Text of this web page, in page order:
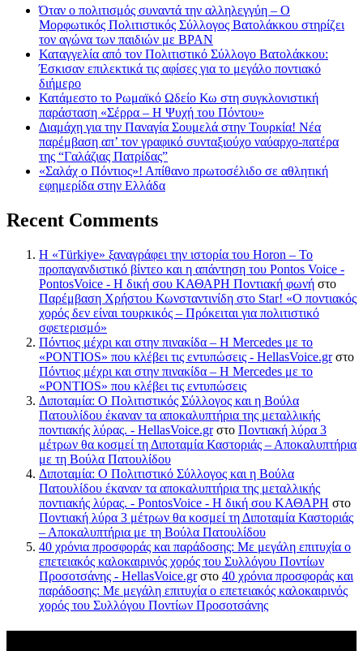
Όταν ο πολιτισμός συναντά την αλληλεγγύη – Ο
Μορφωτικός Πολιτιστικός Σύλλογος Βατολάκκου στηρίζει
τον αγώνα των παιδιών με BPAN
Καταγγελία από τον Πολιτιστικό Σύλλογο Βατολάκκου:
Έσκισαν επιλεκτικά τις αφίσες για το μεγάλο ποντιακό
διήμερο
Κατάμεστο το Ρωμαϊκό Ωδείο Κω στη συγκλονιστική
παράσταση «Σέρρα – Η Ψυχή του Πόντου»
Διαμάχη για την Παναγία Σουμελά στην Τουρκία! Νέα
παρέμβαση απ’ τον γραφικό συνταξιούχο ναύαρχο-πατέρα
της “Γαλάζιας Πατρίδας”
«Σαλάχ ο Πόντιος»! Απίθανο πρωτοσέλιδο σε αθλητική
εφημερίδα στην Ελλάδα
Recent Comments
Η «Türkiye» ξαναγράφει την ιστορία του Horon – Το
προπαγανδιστικό βίντεο και η απάντηση του Pontos Voice -
PontosVoice - H δική σου ΚΑΘΑΡΗ Ποντιακή φωνή στο
Παρέμβαση Χρήστου Κωνσταντινίδη στο Star! «Ο ποντιακός
χορός δεν είναι τουρκικός – Πρόκειται για πολιτιστικό
σφετερισμό»
Πόντιος μέχρι και στην πινακίδα – Η Mercedes με το
«PONTIOS» που κλέβει τις εντυπώσεις - HellasVoice.grστο
Πόντιος μέχρι και στην πινακίδα – Η Mercedes με το
«PONTIOS» που κλέβει τις εντυπώσεις
Διποταμία: Ο Πολιτιστικός Σύλλογος και η Βούλα
Πατουλίδου έκαναν τα αποκαλυπτήρια της μεταλλικής
ποντιακής λύρας. - HellasVoice.grστο Ποντιακή λύρα 3
μέτρων θα κοσμεί τη Διποταμία Καστοριάς – Αποκαλυπτήρια
με τη Βούλα Πατουλίδου
Διποταμία: Ο Πολιτιστικό Σύλλογος και η Βούλα
Πατουλίδου έκαναν τα αποκαλυπτήρια της μεταλλικής
ποντιακής λύρας. - PontosVoice - H δική σου ΚΑΘΑΡΗ στο
Ποντιακή λύρα 3 μέτρων θα κοσμεί τη Διποταμία Καστοριάς
– Αποκαλυπτήρια με τη Βούλα Πατουλίδου
40 χρόνια προσφοράς και παράδοσης: Με μεγάλη επιτυχία ο
επετειακός καλοκαιρινός χορός του Συλλόγου Ποντίων
Προσοτσάνης - HellasVoice.grστο 40 χρόνια προσφοράς και
παράδοσης: Με μεγάλη επιτυχία ο επετειακός καλοκαιρινός
χορός του Συλλόγου Ποντίων Προσοτσάνης